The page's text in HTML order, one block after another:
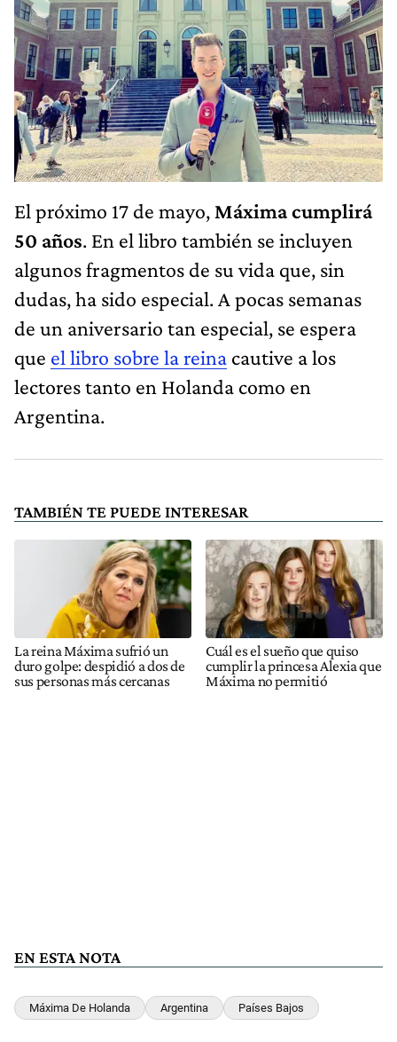
El próximo 17 de mayo, Máxima cumplirá
50 años. En el libro también se incluyen
algunos fragmentos de su vida que, sin
dudas, ha sido especial. A pocas semanas
de un aniversario tan especial, se espera
que el libro sobre la reina cautive a los
lectores tanto en Holanda como en
Argentina.
TAMBIÉN TE PUEDE INTERESAR
La reina Máxima sufrió un
duro golpe: despidió a dos de
sus personas más cercanas
Cuál es el sueño que quiso
cumplir la princesa Alexia que
Máxima no permitió
EN ESTA NOTA
Máxima De Holanda Argentina Países Bajos